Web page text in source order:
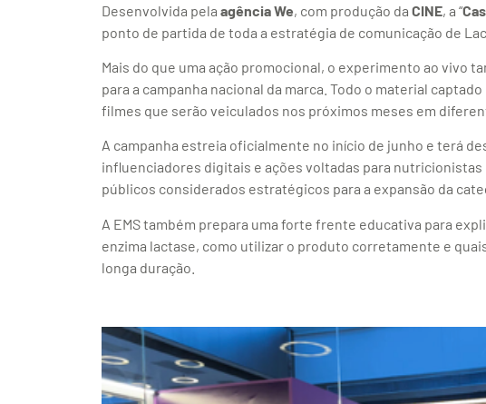
Desenvolvida pela agência We, com produção da CINE, a “
ponto de partida de toda a estratégia de comunicação de
Mais do que uma ação promocional, o experimento ao vivo
para a campanha nacional da marca. Todo o material
filmes que serão veiculados nos próximos meses em
A campanha estreia oficialmente no início de junho e terá
influenciadores digitais e ações voltadas para
públicos considerados estratégicos para a expansão da
A EMS também prepara uma forte frente educativa para
enzima lactase, como utilizar o produto corretamente e
longa duração.